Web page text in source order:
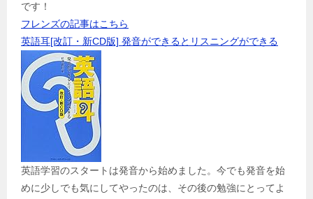
です！
フレンズの記事はこちら
英語耳[改訂・新CD版] 発音ができるとリスニングができる
英語学習のスタートは発音から始めました。今でも発音を始
めに少しでも気にしてやったのは、その後の勉強にとってよ